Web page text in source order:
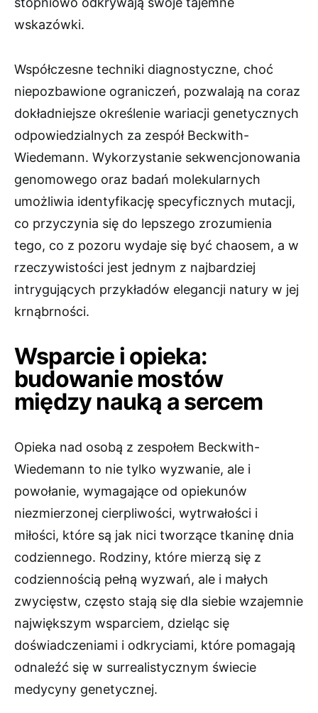
wskazówki.
Współczesne techniki diagnostyczne, choć
niepozbawione ograniczeń, pozwalają na coraz
dokładniejsze określenie wariacji genetycznych
odpowiedzialnych za zespół Beckwith-
Wiedemann. Wykorzystanie sekwencjonowania
genomowego oraz badań molekularnych
umożliwia identyfikację specyficznych mutacji,
co przyczynia się do lepszego zrozumienia
tego, co z pozoru wydaje się być chaosem, a w
rzeczywistości jest jednym z najbardziej
intrygujących przykładów elegancji natury w jej
krnąbrności.
Wsparcie i opieka:
budowanie mostów
między nauką a sercem
Opieka nad osobą z zespołem Beckwith-
Wiedemann to nie tylko wyzwanie, ale i
powołanie, wymagające od opiekunów
niezmierzonej cierpliwości, wytrwałości i
miłości, które są jak nici tworzące tkaninę dnia
codziennego. Rodziny, które mierzą się z
codziennością pełną wyzwań, ale i małych
zwycięstw, często stają się dla siebie wzajemnie
największym wsparciem, dzieląc się
doświadczeniami i odkryciami, które pomagają
odnaleźć się w surrealistycznym świecie
medycyny genetycznej.